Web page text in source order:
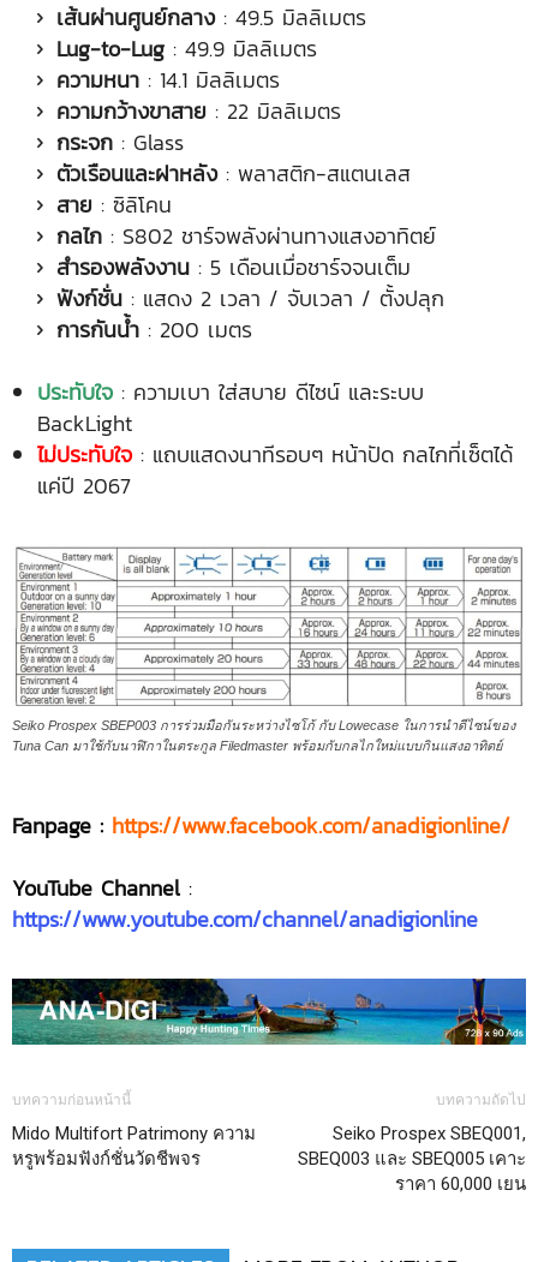
เส้นผ่านศูนย์กลาง: 49.5 มิลลิเมตร
Lug-to-Lug : 49.9 มิลลิเมตร
ความหนา : 14.1 มิลลิเมตร
ความกว้างขาสาย : 22 มิลลิเมตร
กระจก : Glass
ตัวเรือนและฝาหลัง: พลาสติก-สแตนเลส
สาย : ซิลิโคน
กลไก : S802 ชาร์จพลังผ่านทางแสงอาทิตย์
สำรองพลังงาน : 5 เดือนเมื่อชาร์จจนเต็ม
ฟังก์ชั่น : แสดง 2 เวลา / จับเวลา / ตั้งปลุก
การกันน้ำ : 200 เมตร
ประทับใจ : ความเบา ใส่สบาย ดีไซน์ และระบบ
BackLight
ไม่ประทับใจ : แถบแสดงนาทีรอบๆ หน้าปัด กลไกที่เซ็ตได้
แค่ปี 2067
Seiko Prospex SBEP003 การร่วมมือกันระหว่างไซโก้ กับ Lowecase ในการนำดีไซน์ของ
Tuna Can มาใช้กับนาฬิกาในตระกูล Filedmaster พร้อมกับกลไกใหม่แบบกินแสงอาทิตย์
Fanpage : https://www.facebook.com/anadigionline/
YouTube Channel :
https://www.youtube.com/channel/anadigionline
บทความก่อนหน้านี้
Mido Multifort Patrimony ความ
หรูพร้อมฟังก์ชั่นวัดชีพจร
บทความถัดไป
Seiko Prospex SBEQ001,
SBEQ003 และ SBEQ005 เคาะ
ราคา 60,000 เยน